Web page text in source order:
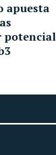
apuesta
potencial